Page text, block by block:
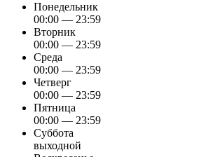
Понедельник
00:00 — 23:59
Вторник
00:00 — 23:59
Среда
00:00 — 23:59
Четверг
00:00 — 23:59
Пятница
00:00 — 23:59
Суббота
выходной